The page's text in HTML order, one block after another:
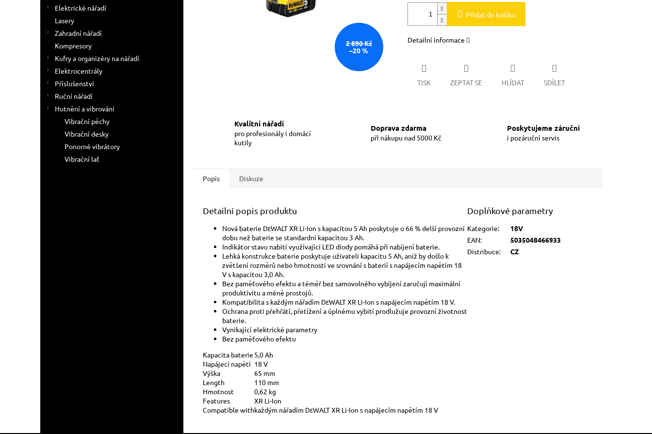
Elektrické nářadí
Lasery
Zahradní nářadí
Kompresory
Kufry a organizéry na nářadí
Elektrocentrály
Příslušenství
Ruční nářadí
Hutnění a vibrování
Vibrační pěchy
Vibrační desky
Ponorné vibrátory
Vibrační lať
2 890 Kč
–20 %
Přidat do košíku
Detailní informace
TISK ZEPTAT SE HLÍDAT SDÍLET
Kvalitní nářadí
pro profesionály i domácí
kutily
Doprava zdarma
při nákupu nad 5000 Kč
Poskytujeme záruční
i pozáruční servis
Popis Diskuze
Detailní popis produktu
Nová baterie DEWALT XR Li-Ion s kapacitou 5 Ah poskytuje o 66 % delší provozní
dobu než baterie se standardní kapacitou 3 Ah.
Indikátor stavu nabití využívající LED diody pomáhá při nabíjení baterie.
Lehká konstrukce baterie poskytuje uživateli kapacitu 5 Ah, aniž by došlo k
zvětšení rozměrů nebo hmotnosti ve srovnání s baterií s napájecím napětím 18
V s kapacitou 3,0 Ah.
Bez paměťového efektu a téměř bez samovolného vybíjení zaručují maximální
produktivitu a méně prostojů.
Kompatibilita s každým nářadím DEWALT XR Li-Ion s napájecím napětím 18 V.
Ochrana proti přehřátí, přetížení a úplnému vybití prodlužuje provozní životnost
baterie.
Vynikající elektrické parametry
Bez paměťového efektu
Kapacita baterie 5,0 Ah
Napájecí napětí 18 V
Výška
65 mm
Length
110 mm
Hmotnost
0,62 kg
Features
XR Li-Ion
Compatible withkaždým nářadím DEWALT XR Li-Ion s napájecím napětím 18 V
Doplňkové parametry
Kategorie:
18V
EAN:
5035048466933
Distribuce: CZ